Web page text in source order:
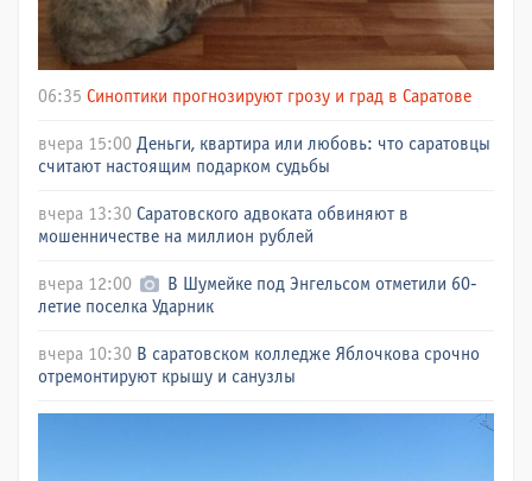
06:35 Синоптики прогнозируют грозу и град в Саратове
вчера 15:00 Деньги, квартира или любовь: что саратовцы
считают настоящим подарком судьбы
вчера 13:30 Саратовского адвоката обвиняют в
мошенничестве на миллион рублей
вчера 12:00
В Шумейке под Энгельсом отметили 60-
летие поселка Ударник
вчера 10:30 В саратовском колледже Яблочкова срочно
отремонтируют крышу и санузлы